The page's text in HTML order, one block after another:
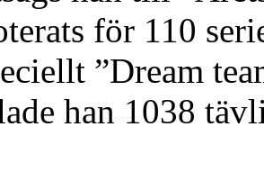
för 110
”Dream
han 1038